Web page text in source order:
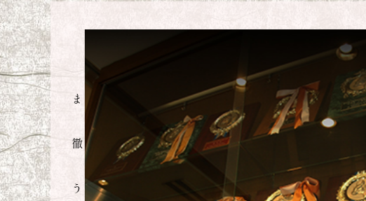
ています。
な会食にふ
しており、